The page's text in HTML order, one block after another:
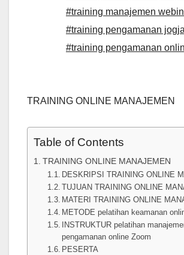
#training manajemen
#training pengamanan jogja
#training pengamanan
TRAINING ONLINE MANAJEMEN
Table of Contents
TRAINING ONLINE MANAJEMEN
DESKRIPSI TRAINING ONLINE
TUJUAN TRAINING ONLINE
MATERI TRAINING ONLINE
METODE pelatihan keamanan
INSTRUKTUR pelatihan
pengamanan online Zoom
PESERTA